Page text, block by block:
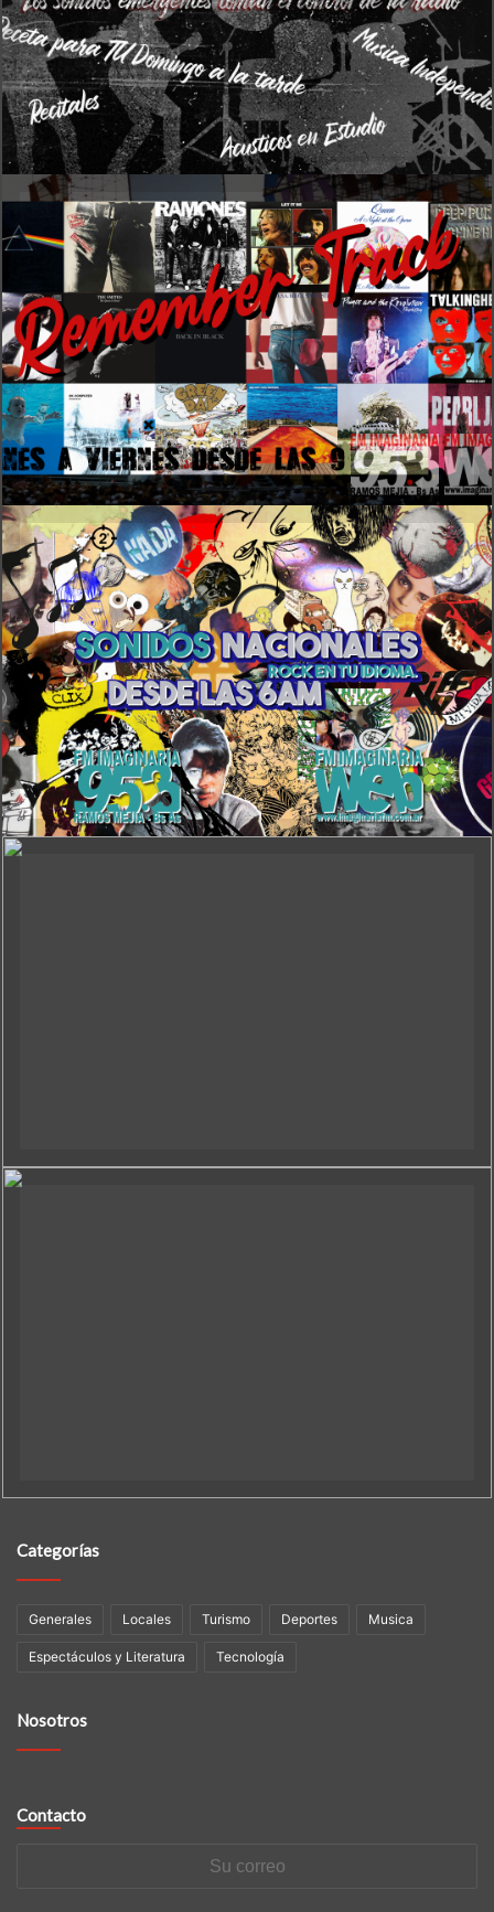
Categorías
Generales Locales Turismo Deportes Musica
Espectáculos y Literatura Tecnología
Nosotros
Contacto